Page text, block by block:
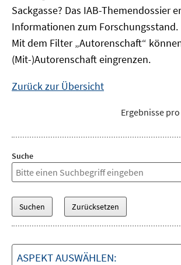
Sackgasse? Das IAB-Themendossier
Informationen zum Forschungsstand.
Mit dem Filter „Autorenschaft“
(Mit-)Autorenschaft eingrenzen.
Zurück zur Übersicht
Ergebnisse
Suche
ASPEKT AUSWÄHLEN: